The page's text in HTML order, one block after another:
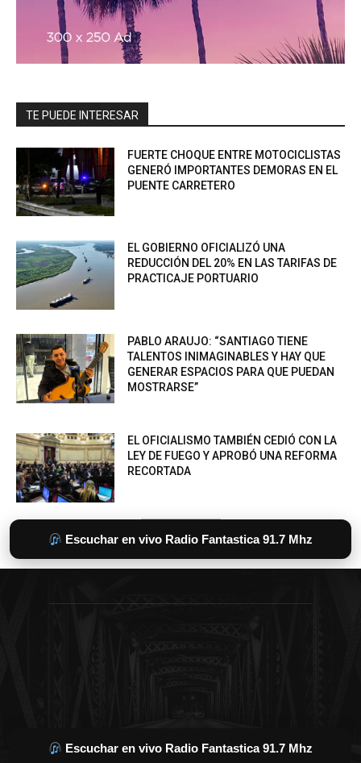
Escuchar en vivo Radio Fantastica 91.7 Mhz